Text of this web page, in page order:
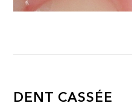
DENT CASSÉE